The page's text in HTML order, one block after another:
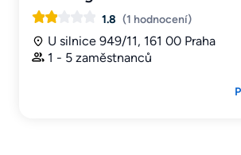
1.8 (1 hodnocení)
U silnice 949/11, 161 00 Praha
1 - 5 zaměstnanců